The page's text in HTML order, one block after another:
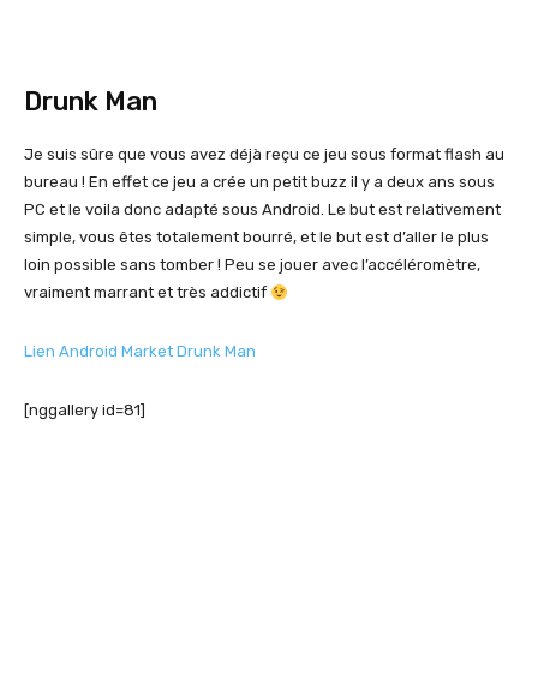
Drunk Man
Je suis sûre que vous avez déjà reçu ce jeu sous format flash au
bureau ! En effet ce jeu a crée un petit buzz il y a deux ans sous
PC et le voila donc adapté sous Android. Le but est relativement
simple, vous êtes totalement bourré, et le but est d’aller le plus
loin possible sans tomber ! Peu se jouer avec l’accéléromètre,
vraiment marrant et très addictif
Lien Android Market Drunk Man
[nggallery id=81]